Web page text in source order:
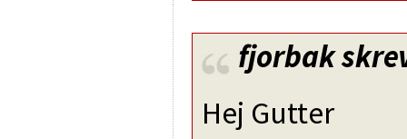
fjorbak
Hej Gutter